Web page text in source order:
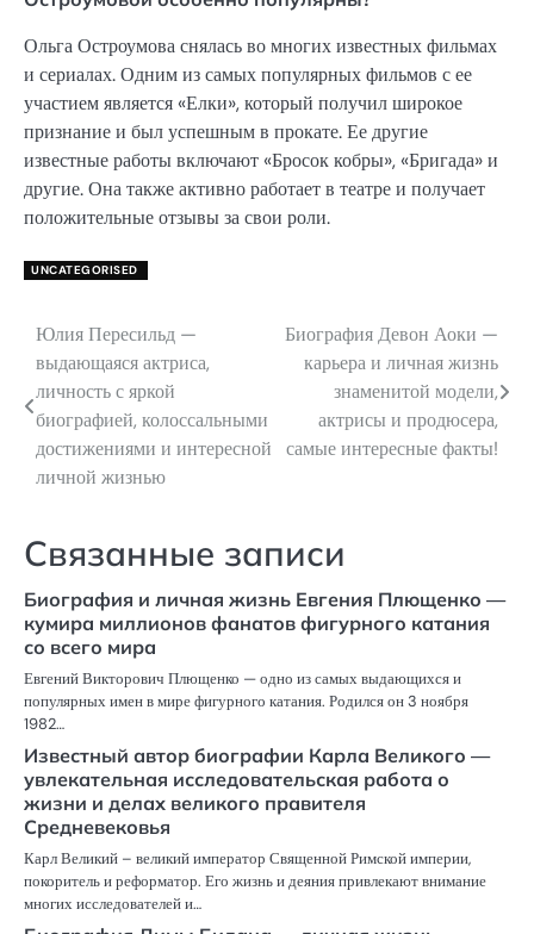
Ольга Остроумова снялась во многих известных фильмах
и сериалах. Одним из самых популярных фильмов с ее
участием является «Елки», который получил широкое
признание и был успешным в прокате. Ее другие
известные работы включают «Бросок кобры», «Бригада» и
другие. Она также активно работает в театре и получает
положительные отзывы за свои роли.
UNCATEGORISED
Навигация
по
записям
Юлия Пересильд —
выдающаяся актриса,
личность с яркой
биографией, колоссальными
достижениями и интересной
личной жизнью
Биография Девон Аоки —
карьера и личная жизнь
знаменитой модели,
актрисы и продюсера,
самые интересные факты!
Связанные записи
Биография и личная жизнь Евгения Плющенко —
кумира миллионов фанатов фигурного катания
со всего мира
Евгений Викторович Плющенко — одно из самых выдающихся и
популярных имен в мире фигурного катания. Родился он 3 ноября
1982…
Известный автор биографии Карла Великого —
увлекательная исследовательская работа о
жизни и делах великого правителя
Средневековья
Карл Великий – великий император Священной Римской империи,
покоритель и реформатор. Его жизнь и деяния привлекают внимание
многих исследователей и…